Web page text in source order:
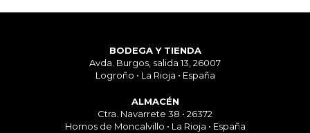
BODEGA Y TIENDA
Avda. Burgos, salida 13, 26007
Logroño • La Rioja • España
ALMACÉN
Ctra. Navarrete 38 • 26372
Hornos de Moncalvillo • La Rioja • España